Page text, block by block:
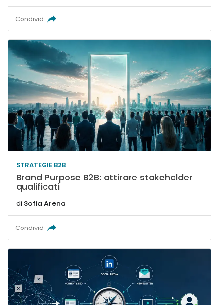
Condividi
STRATEGIE B2B
Brand Purpose B2B: attirare stakeholder
qualificati
di Sofia Arena
Condividi